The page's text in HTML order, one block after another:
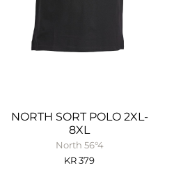
NORTH SORT POLO 2XL-
8XL
North 56°4
KR379